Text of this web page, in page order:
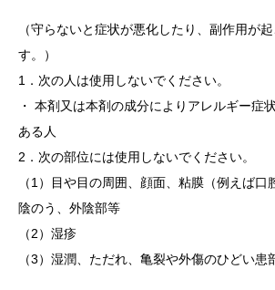
（守らないと症状が悪化したり、副作用が
す。）
1．次の人は使用しないでください。
・ 本剤又は本剤の成分によりアレルギー症
ある人
2．次の部位には使用しないでください。
（1）目や目の周囲、顔面、粘膜（例えば口
陰のう、外陰部等
（2）湿疹
（3）湿潤、ただれ、亀裂や外傷のひどい患